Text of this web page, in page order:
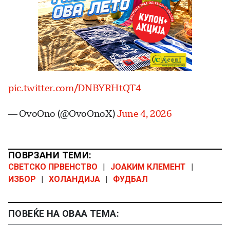
pic.twitter.com/DNBYRHtQT4
— OvoOno (@OvoOnoX)June 4, 2026
ПОВРЗАНИ ТЕМИ:
СВЕТСКО ПРВЕНСТВО | ЈОАКИМ КЛЕМЕНТ
|
ИЗБОР
| ХОЛАНДИЈА | ФУДБАЛ
ПОВЕЌЕ НА ОВАА ТЕМА: